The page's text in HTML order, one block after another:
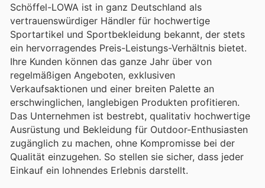
Schöffel-LOWA ist in ganz Deutschland als
vertrauenswürdiger Händler für hochwertige
Sportartikel und Sportbekleidung bekannt, der stets
ein hervorragendes Preis-Leistungs-Verhältnis bietet.
Ihre Kunden können das ganze Jahr über von
regelmäßigen Angeboten, exklusiven
Verkaufsaktionen und einer breiten Palette an
erschwinglichen, langlebigen Produkten profitieren.
Das Unternehmen ist bestrebt, qualitativ hochwertige
Ausrüstung und Bekleidung für Outdoor-Enthusiasten
zugänglich zu machen, ohne Kompromisse bei der
Qualität einzugehen. So stellen sie sicher, dass jeder
Einkauf ein lohnendes Erlebnis darstellt.